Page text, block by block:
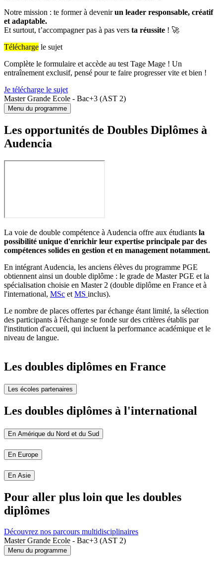
Notre mission : te former à devenirun leader responsable, créatif
et adaptable.
Et surtout, t’accompagner pas à pas vers ta réussite ! 🚀
Télécharge le sujet
Complète le formulaire et accède au test Tage Mage ! Un
entraînement exclusif, pensé pour te faire progresser vite et bien !
Je télécharge le sujet
Master Grande Ecole - Bac+3 (AST 2)
Menu du programme
Les opportunités de Doubles Diplômes à
Audencia
La voie de double compétence à Audencia offre aux étudiants la
possibilité unique d'enrichir leur expertise principale par des
compétences solides en gestion et en management notamment.
En intégrant Audencia, les anciens élèves du programme PGE
obtiennent ainsi un double diplôme : le grade de Master PGE et la
spécialisation choisie en Master 2 (double diplôme en France et à
l'international, MSc et MS inclus).
Le nombre de places offertes par échange étant limité, la sélection
des participants à l'échange se fonde sur des critères établis par
l'institution d'accueil, qui incluent la performance académique et le
niveau de langue.
Les doubles diplômes en France
Les écoles partenaires
Les doubles diplômes à l'international
En Amérique du Nord et du Sud
En Europe
En Asie
Pour aller plus loin que les doubles
diplômes
Découvrez nos parcours multidisciplinaires
Master Grande Ecole - Bac+3 (AST 2)
Menu du programme